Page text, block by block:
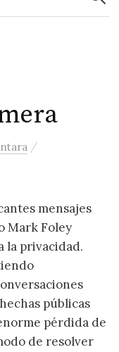
/
mensajes
Mark Foley
la privacidad.
públicas
pérdida de
de resolver